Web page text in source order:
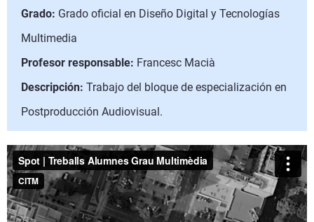
Grado: Grado oficial en Diseño Digital y Tecnologías
Multimedia
Profesor responsable: Francesc Macià
Descripción: Trabajo del bloque de especialización en
Postproducción Audiovisual.